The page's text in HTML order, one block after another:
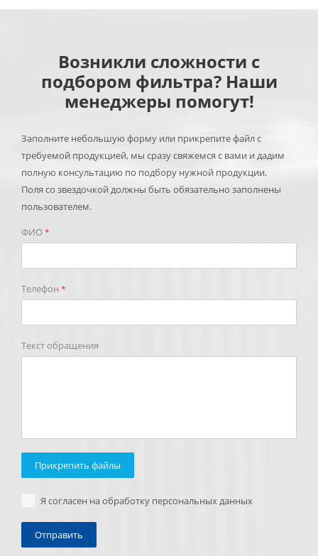
Возникли сложности с
подбором фильтра? Наши
менеджеры помогут!
Заполните небольшую форму или прикрепите файл с
требуемой продукцией, мы сразу свяжемся с вами и дадим
полную консультацию по подбору нужной продукции.
Поля со звездочкой должны быть обязательно заполнены
пользователем.
ФИО*
Телефон *
Текст обращения
Прикрепить файлы
Я согласен на обработку персональных данных